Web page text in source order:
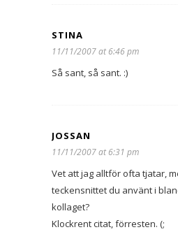
STINA
11/11/2007 at 6:46 pm
Så sant, så sant. :)
JOSSAN
11/11/2007 at 6:31 pm
Vet att jag alltför ofta tjatar,
teckensnittet du använt i
kollaget?
Klockrent citat, förresten. (;